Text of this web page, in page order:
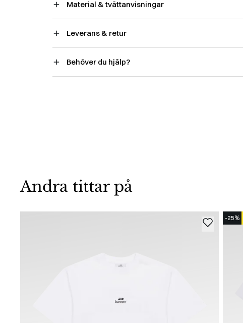
Material & tvättanvisningar
Leverans & retur
Behöver du hjälp?
Andra tittar på
-25%